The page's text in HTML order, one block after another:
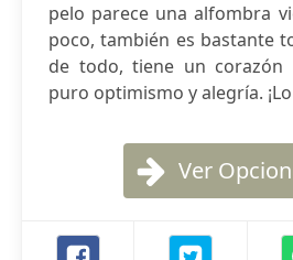
pelo parece una alfombra
poco, también es bastante
de todo, tiene un corazón
puro optimismo y alegría.
Ver